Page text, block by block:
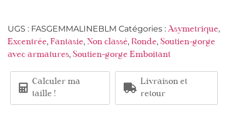
UGS : FASGEMMALINEBLM Catégories : Asymetrique,
Excentrée, Fantasie, Non classé, Ronde, Soutien-gorge
avec armatures, Soutien-gorge Emboitant
Calculer ma
taille !
Livraison et
retour